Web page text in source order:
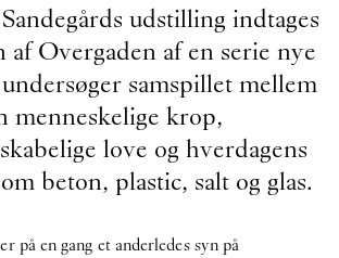
udstilling indtages
af Overgaden af en serie nye
samspillet mellem
menneskelige krop,
love og hverdagens
beton, plastic, salt og glas.
på en gang et anderledes syn på